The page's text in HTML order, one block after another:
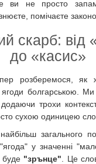
ви не просто
помічаєте
скарб: від
до «касис»
розберемося, як
ягоди болгарською.
трохи
сухою одиницею
загального
у значенні
буде "зрънце" . Це